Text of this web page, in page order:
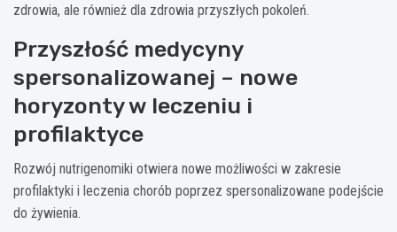
zdrowia, ale również dla zdrowia przyszłych pokoleń.
Przyszłość medycyny
spersonalizowanej – nowe
horyzonty w leczeniu i
profilaktyce
Rozwój nutrigenomiki otwiera nowe możliwości w zakresie
profilaktyki i leczenia chorób poprzez spersonalizowane podejście
do żywienia.